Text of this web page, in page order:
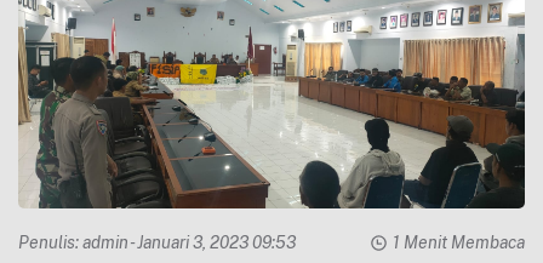
Penulis:admin- Januari 3, 2023 09:53 1 Menit Membaca